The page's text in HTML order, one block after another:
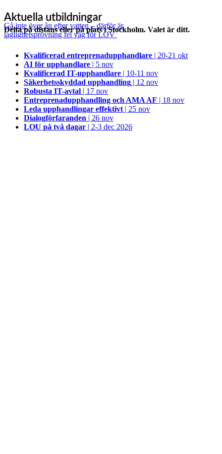
Gå inte över ån efter vatten – därför är
laglighetsprövning fel väg för LOV
Aktuella utbildningar
Delta på distans eller på plats i Stockholm. Valet är ditt.
Kvalificerad entreprenad­upphandlare | 20-21 okt
AI för upphandlare | 5 nov
Kvalificerad IT-upphandlare | 10-11 nov
Säkerhetsskyddad upphandling | 12 nov
Robusta IT-avtal | 17 nov
Entreprenadupphandling och AMA AF | 18 nov
Leda upphandlingar effektivt | 25 nov
Dialogförfaranden | 26 nov
LOU på två dagar | 2-3 dec 2026